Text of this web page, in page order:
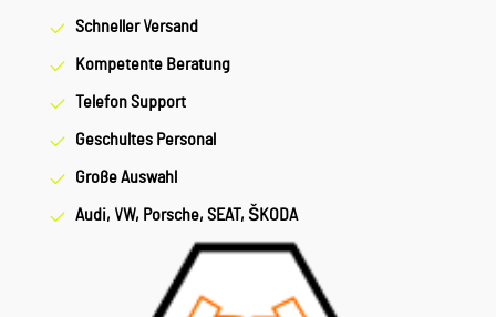
Schneller Versand
Kompetente Beratung
Telefon Support
Geschultes Personal
Große Auswahl
Audi, VW, Porsche, SEAT, ŠKODA